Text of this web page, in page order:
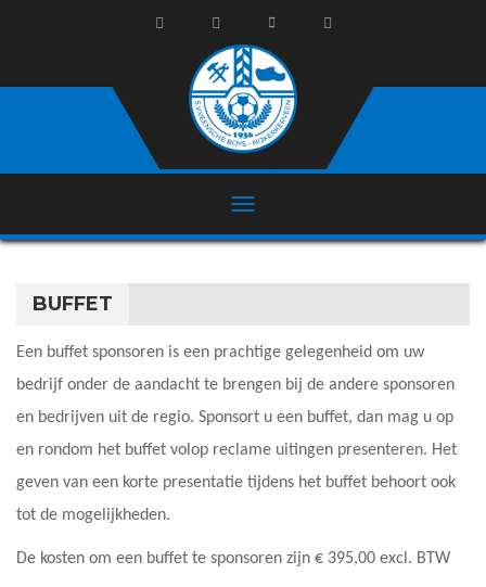
BUFFET
Een buffet sponsoren is een prachtige gelegenheid om uw
bedrijf onder de aandacht te brengen bij de andere sponsoren
en bedrijven uit de regio. Sponsort u een buffet, dan mag u op
en rondom het buffet volop reclame uitingen presenteren. Het
geven van een korte presentatie tijdens het buffet behoort ook
tot de mogelijkheden.
De kosten om een buffet te sponsoren zijn € 395,00 excl. BTW